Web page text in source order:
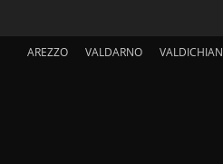
AREZZO VALDARNO